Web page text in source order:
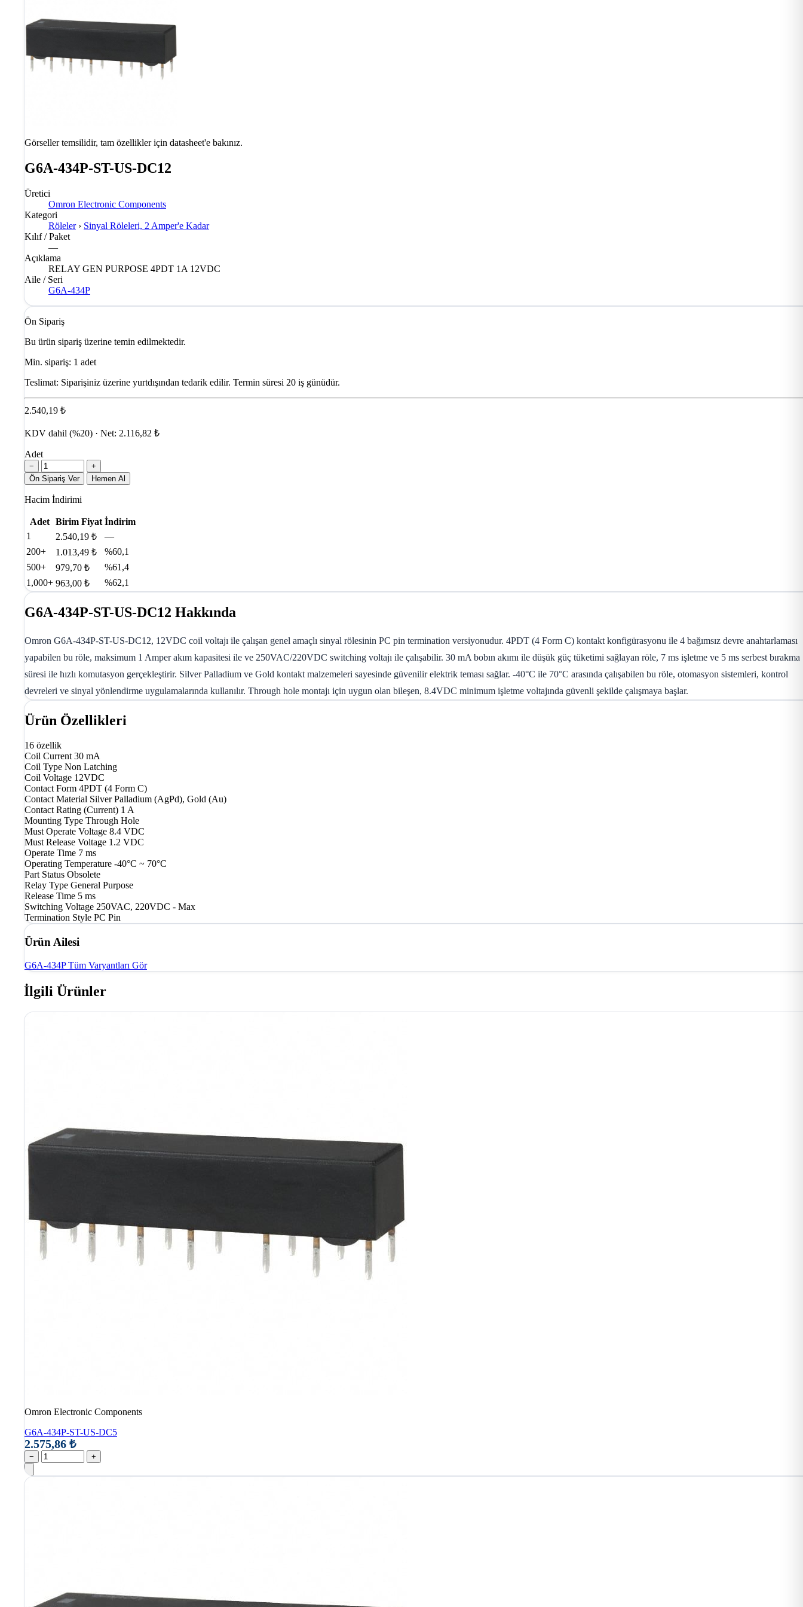
Görseller temsilidir, tam özellikler için datasheet'e bakınız.
G6A-434P-ST-US-DC12
Üretici
Omron Electronic Components
Kategori
Röleler › Sinyal Röleleri, 2 Amper'e Kadar
Kılıf / Paket
—
Açıklama
RELAY GEN PURPOSE 4PDT 1A 12VDC
Aile / Seri
G6A-434P
Ön Sipariş
Bu ürün sipariş üzerine temin edilmektedir.
Min. sipariş: 1 adet
Teslimat: Siparişiniz üzerine yurtdışından tedarik edilir. Termin süresi 20 iş günüdür.
2.540,19 ₺
KDV dahil (%20) · Net: 2.116,82 ₺
Adet
−
+
Ön Sipariş Ver
Hemen Al
Hacim İndirimi
Adet Birim Fiyat İndirim
1
2.540,19 ₺
—
200+
1.013,49 ₺
%60,1
500+
979,70 ₺
%61,4
1,000+ 963,00 ₺ %62,1
G6A-434P-ST-US-DC12 Hakkında
Omron G6A-434P-ST-US-DC12, 12VDC coil voltajı ile çalışan genel amaçlı sinyal rölesinin PC pin termination versiyonudur. 4PDT (4 Form C) kontakt konfigürasyonu ile 4 bağımsız devre anahtarlaması
yapabilen bu röle, maksimum 1 Amper akım kapasitesi ile ve 250VAC/220VDC switching voltajı ile çalışabilir. 30 mA bobın akımı ile düşük güç tüketimi sağlayan röle, 7 ms işletme ve 5 ms serbest bırakma
süresi ile hızlı komutasyon gerçekleştirir. Silver Palladium ve Gold kontakt malzemeleri sayesinde güvenilir elektrik teması sağlar. -40°C ile 70°C arasında çalışabilen bu röle, otomasyon sistemleri, kontrol
devreleri ve sinyal yönlendirme uygulamalarında kullanılır. Through hole montajı için uygun olan bileşen, 8.4VDC minimum işletme voltajında güvenli şekilde çalışmaya başlar.
Ürün Özellikleri
16 özellik
Coil Current 30 mA
Coil Type Non Latching
Coil Voltage 12VDC
Contact Form 4PDT (4 Form C)
Contact Material Silver Palladium (AgPd), Gold (Au)
Contact Rating (Current) 1 A
Mounting Type Through Hole
Must Operate Voltage 8.4 VDC
Must Release Voltage 1.2 VDC
Operate Time 7 ms
Operating Temperature -40°C ~ 70°C
Part Status Obsolete
Relay Type General Purpose
Release Time 5 ms
Switching Voltage 250VAC, 220VDC - Max
Termination Style PC Pin
Ürün Ailesi
G6A-434PTüm Varyantları Gör
İlgili Ürünler
Omron Electronic Components
G6A-434P-ST-US-DC5
2.575,86 ₺
− +